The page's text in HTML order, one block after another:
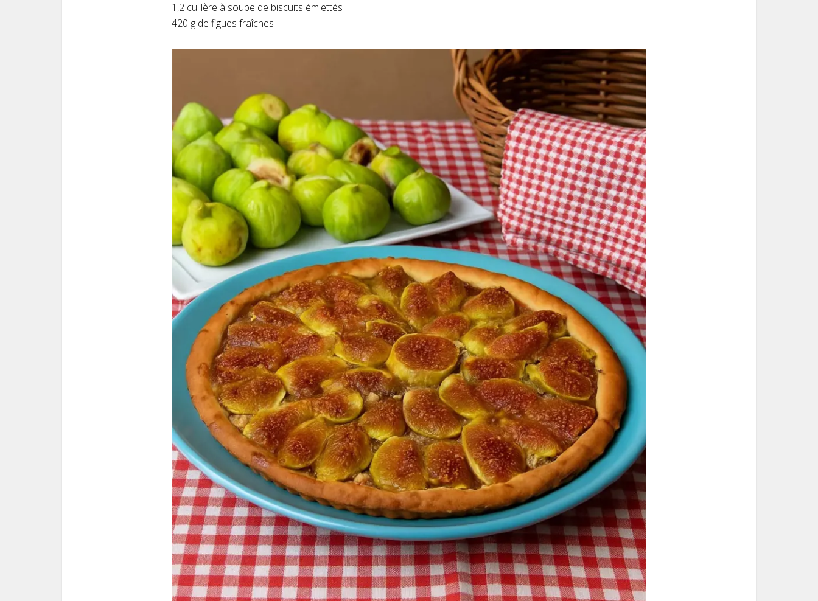
1,2 cuillère à soupe de biscuits émiettés
420 g de figues fraîches